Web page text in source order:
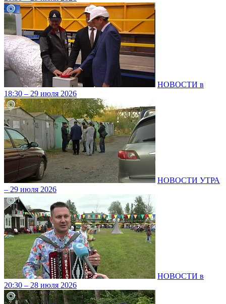
НОВОСТИ в
18:30 – 29 июля 2026
НОВОСТИ УТРА
– 29 июля 2026
НОВОСТИ в
20:30 – 28 июля 2026